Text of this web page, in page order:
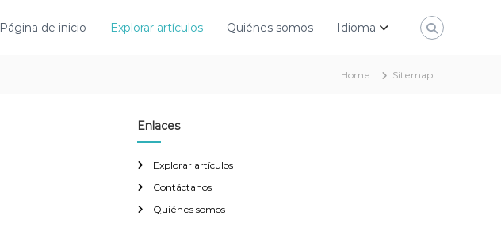
Página de inicio Explorar artículos Quiénes somos Idioma
Home Sitemap
Enlaces
Explorar artículos
Contáctanos
Quiénes somos